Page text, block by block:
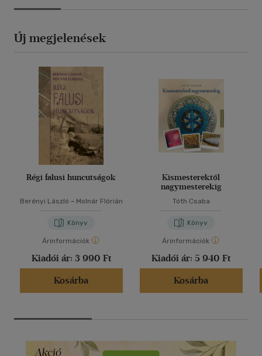
Új megjelenések
Régi falusi huncutságok
Berényi László - Molnár Flórián
Könyv
Árinformációk
Kiadói ár: 3 990 Ft
Kosárba
Kismesterektől
nagymesterekig
Tóth Csaba
Könyv
Árinformációk
Kiadói ár: 5 940 Ft
Kosárba